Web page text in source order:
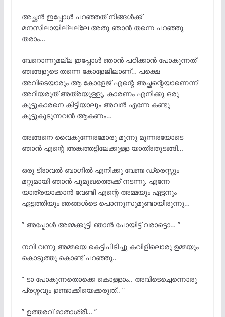
അച്ഛൻ ഇപ്പോൾ പറഞ്ഞത് നിങ്ങൾക്ക്
മനസിലായില്ലല്ലേ അതു ഞാൻ തന്നെ പറഞ്ഞു
തരാം…
വേറൊന്നുമല്ല ഇപ്പോൾ ഞാൻ പഠിക്കാൻ പോകുന്നത്
ഞങ്ങളുടെ തന്നെ കോളേജിലാണ്… പക്ഷെ
അവിടെയാരും ആ കോളേജ് എന്റെ അച്ഛന്റെയാണെന്ന്
അറിയരുത് അത്രയുള്ളൂ, കാരണം എനിക്കു ഒരു
കൂട്ടുകാരനെ കിട്ടിയാലും അവൻ എന്നേ കണ്ടു
കൂട്ടുകൂടുന്നവൻ ആകണം…
അങ്ങനെ വൈകുന്നേരമോരു മൂന്നു മൂന്നരയോടെ
ഞാൻ എന്റെ അങ്കത്തട്ടിലേക്കുള്ള യാത്രതുടങ്ങി…
ഒരു ട്രാവൽ ബാഗിൽ എനിക്കു വേണ്ട ഡ്രെസ്സും
മറ്റുമായി ഞാൻ പൂമുഖത്തെക്ക് നടന്നു, എന്നേ
യാത്രയാക്കാൻ വേണ്ടി എന്റെ അമ്മയും ഏട്ടനും
ഏട്ടത്തിയും ഞങ്ങൾടെ പൊന്നൂസുമുണ്ടായിരുന്നു…
” അപ്പോൾ അമ്മക്കുട്ടി ഞാൻ പോയിട്ട് വരാട്ടൊ… ”
നവി വന്നു അമ്മയെ കെട്ടിപിടിച്ചു കവിളിലൊരു ഉമ്മയും
കൊടുത്തു കൊണ്ട് പറഞ്ഞു..
” ടാ പോകുന്നതൊക്കെ കൊള്ളാം.. അവിടെച്ചെന്നൊരു
പ്രശ്നവും ഉണ്ടാക്കിയെക്കരുത്.. ”
” ഉത്തരവ് മാതാശ്രീ… ”